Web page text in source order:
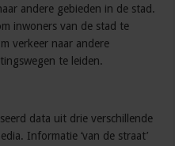
andere gebieden in de stad.
inwoners van de stad te
verkeer naar andere
te leiden.
data uit drie verschillende
Informatie ‘van de straat’